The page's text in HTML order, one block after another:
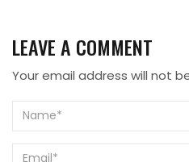
LEAVE A COMMENT
Your email address will not